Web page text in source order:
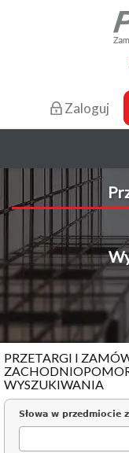
Zaloguj
PRZETARGI I
WYSZUKIWANIA
Słowa w przedmiocie